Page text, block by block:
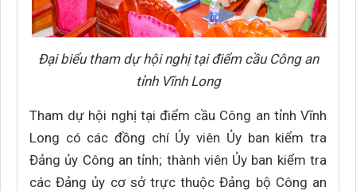
Đại biểu tham dự hội nghị tại điểm cầu Công an
tỉnh Vĩnh Long
Tham dự hội nghị tại điểm cầu Công an tỉnh Vĩnh
Long có các đồng chí Ủy viên Ủy ban kiểm tra
Đảng ủy Công an tỉnh; thành viên Ủy ban kiểm tra
các Đảng ủy cơ sở trực thuộc Đảng bộ Công an